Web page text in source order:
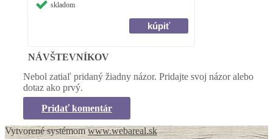
skladom
NÁVŠTEVNÍKOV
Nebol zatiaľ pridaný žiadny názor. Pridajte svoj názor alebo
dotaz ako prvý.
Pridať komentár
Vytvorené systémomwww.webareal.sk